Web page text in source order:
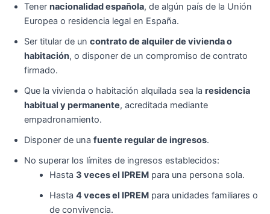
Tener nacionalidad española, de algún país de la Unión
Europea o residencia legal en España.
Ser titular de un contrato de alquiler de vivienda o
habitación, o disponer de un compromiso de contrato
firmado.
Que la vivienda o habitación alquilada sea la residencia
habitual y permanente, acreditada mediante
empadronamiento.
Disponer de una fuente regular de ingresos.
No superar los límites de ingresos establecidos:
Hasta 3 veces el IPREMpara una persona sola.
Hasta 4 veces el IPREMpara unidades familiares o
de convivencia.